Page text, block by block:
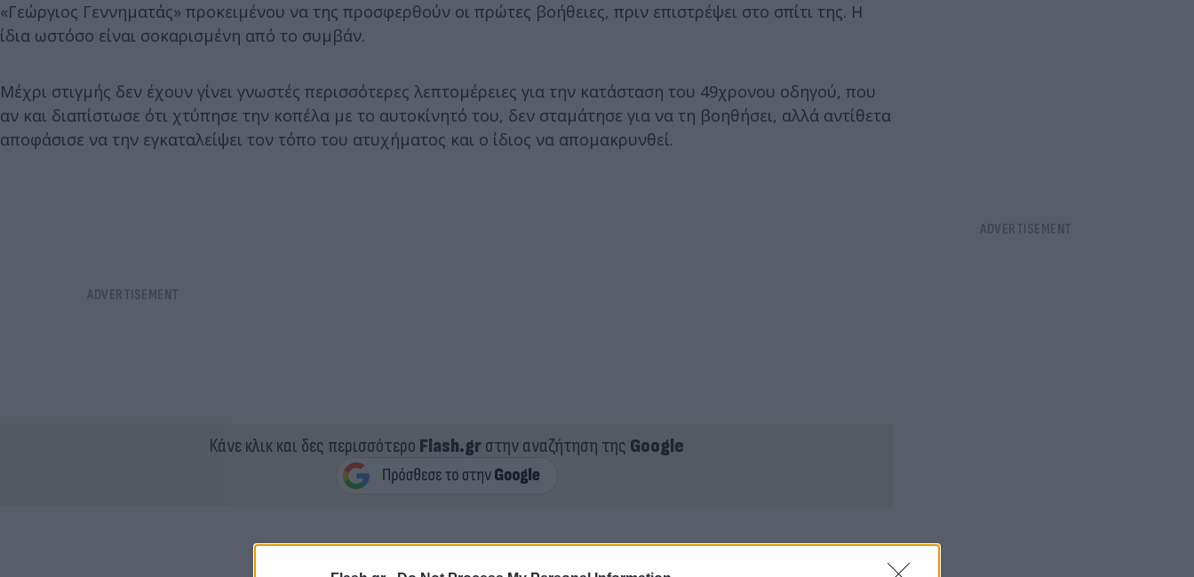
«Γεώργιος Γεννηματάς» προκειμένου να της προσφερθούν οι πρώτες βοήθειες, πριν επιστρέψει στο σπίτι της. Η
ίδια ωστόσο είναι σοκαρισμένη από το συμβάν.
Μέχρι στιγμής δεν έχουν γίνει γνωστές περισσότερες λεπτομέρειες για την κατάσταση του 49χρονου οδηγού, που
αν και διαπίστωσε ότι χτύπησε την κοπέλα με το αυτοκίνητό του, δεν σταμάτησε για να τη βοηθήσει, αλλά αντίθετα
αποφάσισε να την εγκαταλείψει τον τόπο του ατυχήματος και ο ίδιος να απομακρυνθεί.
Κάνε κλικ και δες περισσότερο Flash.grστην αναζήτηση της Google